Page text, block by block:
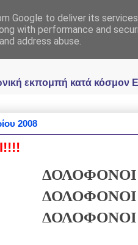
εκπομπή κατά κόσμον
2008
Google to deliver its
with performance and
address abuse.